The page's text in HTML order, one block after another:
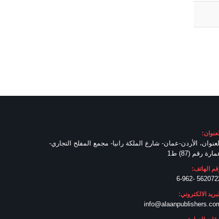
الأردن-عمان- شارع الملكة رانيا- مجمع المفلح التجاري-
رقم (87) ط1
الهاتف:
5620722 -6-
الالكتروني: